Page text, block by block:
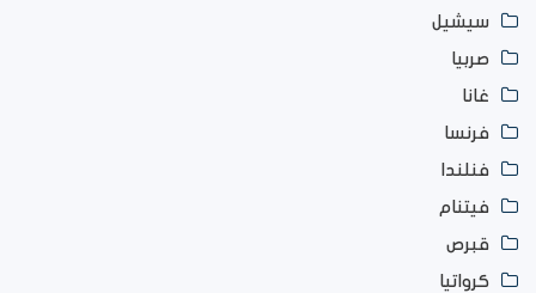
سيشيل
صربيا
غانا
فرنسا
فنلندا
فيتنام
قبرص
كرواتيا